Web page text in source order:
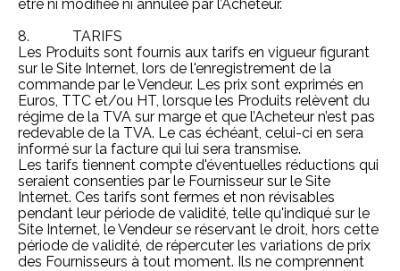
être ni modifiée ni annulée par l’Acheteur.
8. TARIFS
Les Produits sont fournis aux tarifs en vigueur figurant
sur le Site Internet, lors de l'enregistrement de la
commande par le Vendeur. Les prix sont exprimés en
Euros, TTC et/ou HT, lorsque les Produits relèvent du
régime de la TVA sur marge et que l’Acheteur n’est pas
redevable de la TVA. Le cas échéant, celui-ci en sera
informé sur la facture qui lui sera transmise.
Les tarifs tiennent compte d'éventuelles réductions qui
seraient consenties par le Fournisseur sur le Site
Internet. Ces tarifs sont fermes et non révisables
pendant leur période de validité, telle qu'indiqué sur le
Site Internet, le Vendeur se réservant le droit, hors cette
période de validité, de répercuter les variations de prix
des Fournisseurs à tout moment. Ils ne comprennent